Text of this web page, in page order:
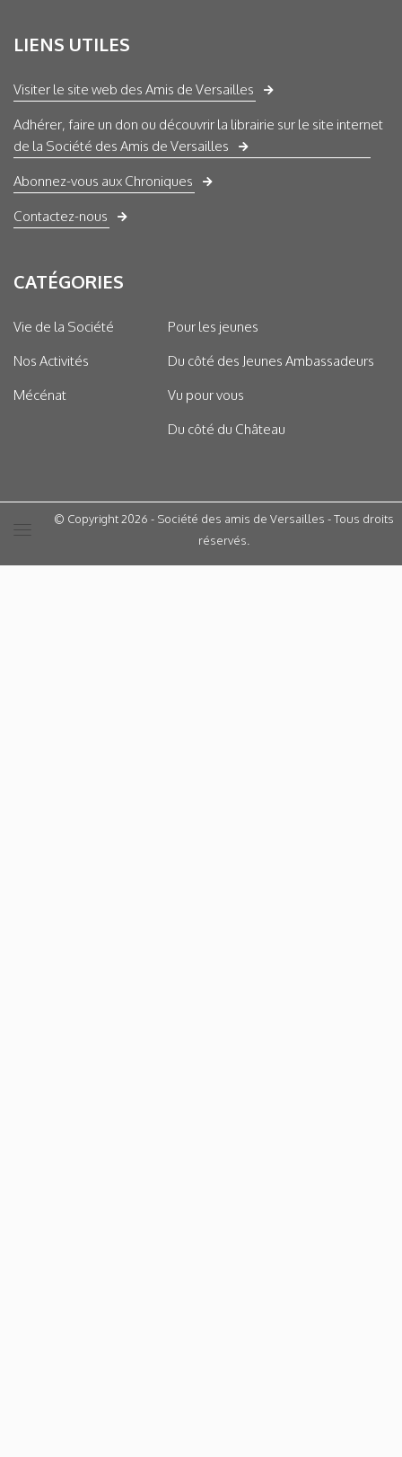
LIENS UTILES
Visiter le site web des Amis de Versailles
Adhérer, faire un don ou découvrir la librairie sur le site internet
de la Société des Amis de Versailles
Abonnez-vous aux Chroniques
Contactez-nous
CATÉGORIES
Vie de la Société
Nos Activités
Mécénat
Pour les jeunes
Du côté des Jeunes Ambassadeurs
Vu pour vous
Du côté du Château
© Copyright 2026 - Société des amis de Versailles - Tous droits
réservés.